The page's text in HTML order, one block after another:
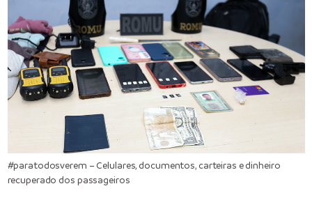
#paratodosverem – Celulares, documentos, carteiras e dinheiro
recuperado dos passageiros